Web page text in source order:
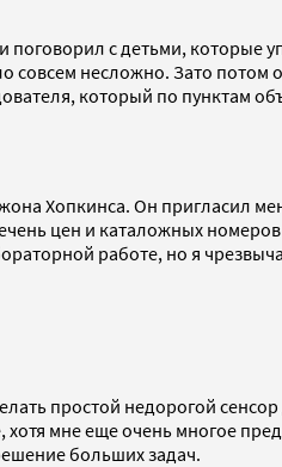
с детьми, которые
несложно. Зато потом
который по пунктам
Хопкинса. Он пригласил
цен и каталожных
работе, но я
простой недорогой
мне еще очень многое
больших задач.